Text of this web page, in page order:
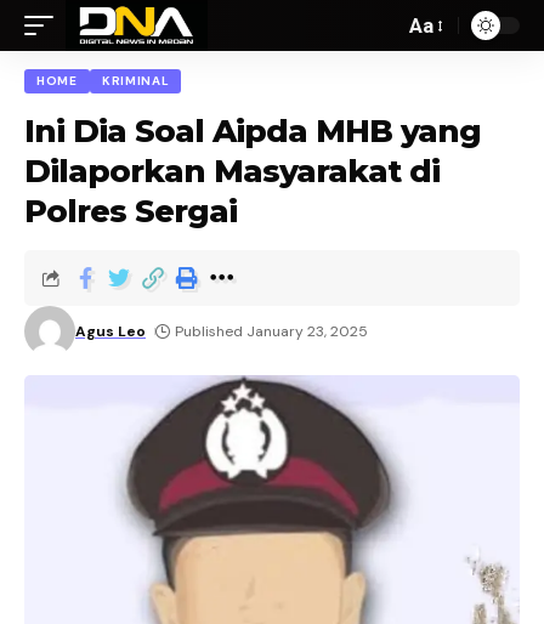
Aa
HOME KRIMINAL
Ini Dia Soal Aipda MHB yang
Dilaporkan Masyarakat di
Polres Sergai
Agus Leo Published January 23, 2025